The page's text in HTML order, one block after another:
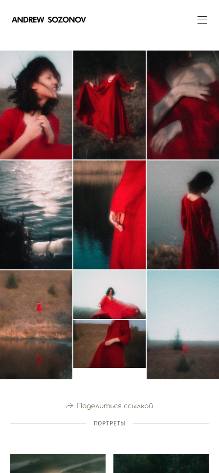
Поделиться ссылкой
ПОРТРЕТЫ